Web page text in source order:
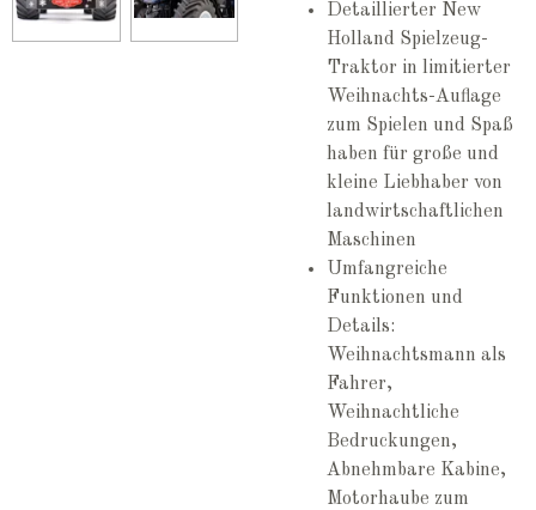
Detaillierter New
Holland Spielzeug-
Traktor in limitierter
Weihnachts-Auflage
zum Spielen und Spaß
haben für große und
kleine Liebhaber von
landwirtschaftlichen
Maschinen
Umfangreiche
Funktionen und
Details:
Weihnachtsmann als
Fahrer,
Weihnachtliche
Bedruckungen,
Abnehmbare Kabine,
Motorhaube zum